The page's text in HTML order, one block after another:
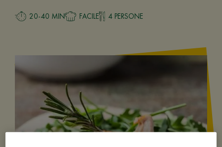
20-40 MIN FACILE 4 PERSONE